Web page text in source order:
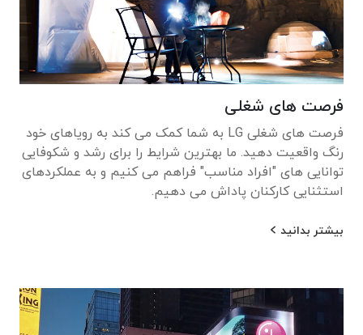
فرصت های شغلی
فرصت های شغلی LG به شما کمک می کند به رویاهای خود
رنگ واقعیت دهید. ما بهترین شرایط را برای رشد و شکوفایی
توانایی های "افراد مناسب" فراهم می کنیم و به عملکردهای
استثنایی کارکنان پاداش می دهیم.
بیشتر بدانید